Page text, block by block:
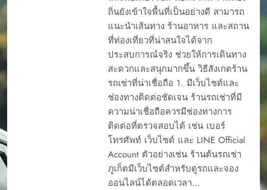
ถิ่นยังเข้าใจพื้นที่เป็นอย่างดี สามารถ
แนะนำเส้นทาง ร้านอาหาร และสถาน
ที่ท่องเที่ยวที่น่าสนใจได้จาก
ประสบการณ์จริง ช่วยให้การเดินทาง
สะดวกและสนุกมากขึ้น วิธีสังเกตร้าน
รถเช่าที่น่าเชื่อถือ 1. มีเว็บไซต์และ
ช่องทางติดต่อชัดเจน ร้านรถเช่าที่มี
ความน่าเชื่อถือควรมีช่องทางการ
ติดต่อที่ตรวจสอบได้ เช่น เบอร์
โทรศัพท์ เว็บไซต์ และ LINE Official
Account ตัวอย่างเช่น ร้านต้นรถเช่า
ภูเก็ตมีเว็บไซต์สำหรับดูรถและจอง
ออนไลน์ได้ตลอดเวลา…